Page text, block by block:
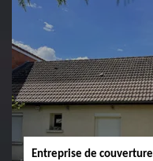
Entreprise de couverture